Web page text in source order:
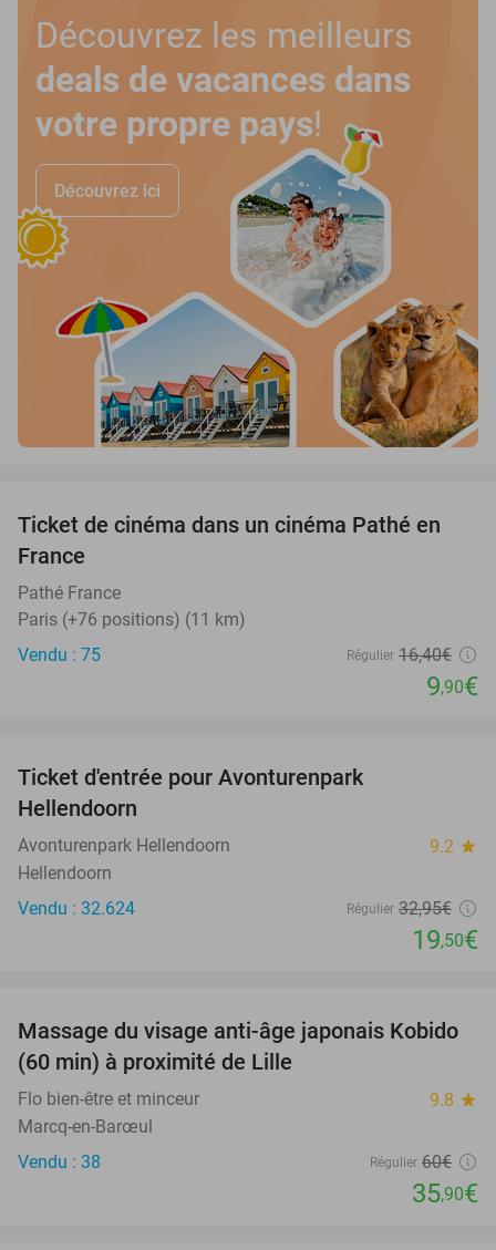
Découvrez les meilleurs
deals de vacances dans
votre propre pays!
Découvrez ici
40%
Ticket de cinéma dans un cinéma Pathé en
France
Pathé France
Paris (+76 positions) (11 km)
Vendu : 75
Régulier 16,40€
9,90€
Ticket d'entrée pour Avonturenpark
Hellendoorn
Avonturenpark Hellendoorn 9.2 star
Hellendoorn
Vendu : 32.624
Régulier 32,95€
19,50€
40%
Massage du visage anti-âge japonais Kobido
(60 min) à proximité de Lille
Flo bien-être et minceur 9.8 star
Marcq-en-Barœul
Vendu : 38
Régulier 60€
35,90€